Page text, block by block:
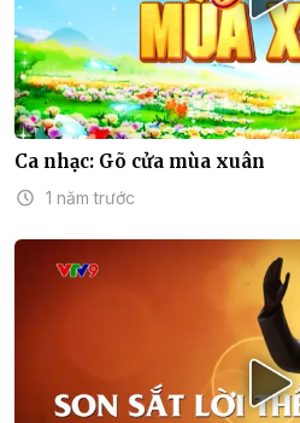
Ca nhạc: Gõ cửa mùa xuân
1 năm trước